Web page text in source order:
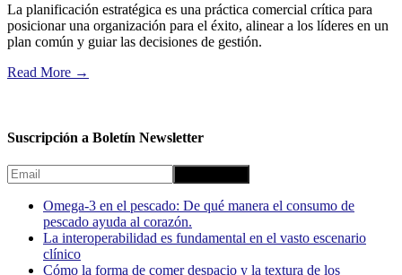
La planificación estratégica es una práctica comercial crítica para
posicionar una organización para el éxito, alinear a los líderes en un
plan común y guiar las decisiones de gestión.
Read More →
Suscripción a Boletín Newsletter
Omega-3 en el pescado: De qué manera el consumo de
pescado ayuda al corazón.
La interoperabilidad es fundamental en el vasto escenario
clínico
Cómo la forma de comer despacio y la textura de los